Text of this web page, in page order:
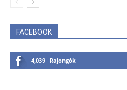
FACEBOOK
4,039 Rajongók